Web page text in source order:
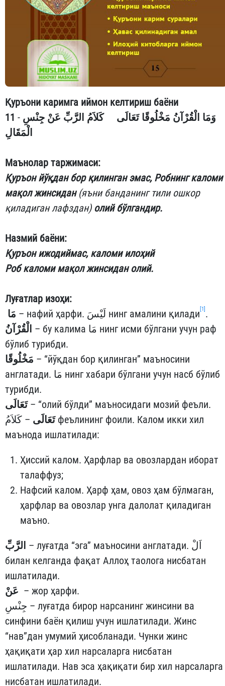
Қуръони каримга иймон келтириш баёни
11 - وَمَا الْقُرْآنُ مَخْلُوقًا تَعَالَى كَلاَمُ الرَّبِّ عَنْ جِنْسِ
الْمَقَالِ
Маънолар таржимаси:
Қуръон йўқдан бор қилинган эмас, Робнинг каломи
мақол жинсидан (яъни банданинг тили ошкор
қиладиган лафздан) олий бўлгандир.
Назмий баёни:
Қуръон ижодиймас, каломи илоҳий
Роб каломи мақол жинсидан олий.
Луғатлар изоҳи:
مَا
– нафий ҳарфи. لَيْسَ нинг амалини қилади[1] .
الْقُرْآنُ – бу калима مَا нинг исми бўлгани учун раф
бўлиб турибди.
مَخْلُوقًا – “йўқдан бор қилинган” маъносини
англатади. مَا нинг хабари бўлгани учун насб бўлиб
турибди.
تَعَالَى– “олий бўлди” маъносидаги мозий феъли.
تَعَالَى – كَلاَمُ феълининг фоили. Калом икки хил
маънода ишлатилади:
Ҳиссий калом. Ҳарфлар ва овозлардан иборат
талаффуз;
Нафсий калом. Ҳарф ҳам, овоз ҳам бўлмаган,
ҳарфлар ва овозлар унга далолат қиладиган
маъно.
الرَّبِّ – луғатда “эга” маъносини англатади. اَلْ
билан келганда фақат Аллоҳ таолога нисбатан
ишлатилади.
عَنْ – жор ҳарфи.
جِنْسِ – луғатда бирор нарсанинг жинсини ва
синфини баён қилиш учун ишлатилади. Жинс
“нав”дан умумий ҳисобланади. Чунки жинс
ҳақиқати ҳар хил нарсаларга нисбатан
ишлатилади. Нав эса ҳақиқати бир хил нарсаларга
нисбатан ишлатилади.